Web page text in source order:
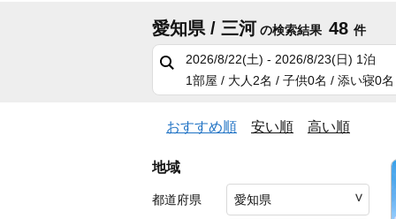
愛知県 / 三河 の検索結果 48 件
2026/8/22(土) - 2026/8/23(日) 1泊
1部屋 / 大人2名 / 子供0名 / 添い寝0名
おすすめ順 安い順 高い順
地域
都道府県